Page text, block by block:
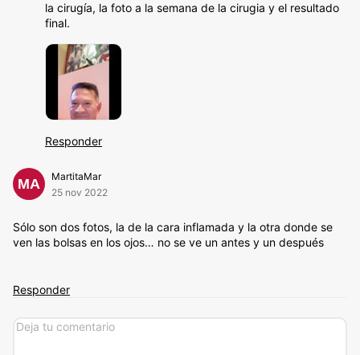
la cirugía, la foto a la semana de la cirugia y el resultado
final.
Responder
MA
MartitaMar
25 nov 2022
Sólo son dos fotos, la de la cara inflamada y la otra donde se
ven las bolsas en los ojos… no se ve un antes y un después
Responder